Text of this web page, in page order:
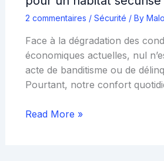
2 commentaires / Sécurité / By
Face à la dégradation des
économiques actuelles, nul
acte de banditisme ou de
Pourtant, notre confort
Read More »